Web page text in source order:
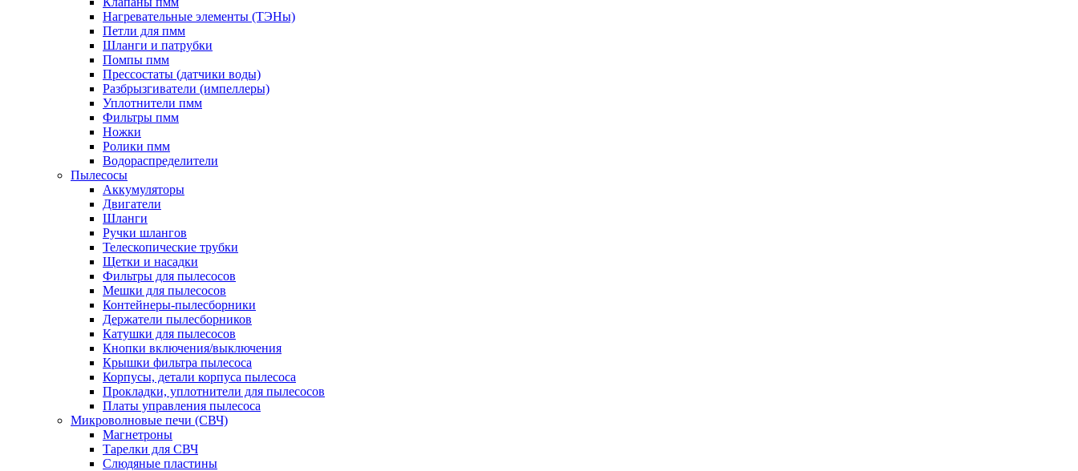
Нагревательные элементы (ТЭНы)
Петли для пмм
Шланги и патрубки
Помпы пмм
Прессостаты (датчики воды)
Разбрызгиватели (импеллеры)
Уплотнители пмм
Фильтры пмм
Ножки
Ролики пмм
Водораспределители
Пылесосы
Аккумуляторы
Двигатели
Шланги
Ручки шлангов
Телескопические трубки
Щетки и насадки
Фильтры для пылесосов
Мешки для пылесосов
Контейнеры-пылесборники
Держатели пылесборников
Катушки для пылесосов
Кнопки включения/выключения
Крышки фильтра пылесоса
Корпусы, детали корпуса пылесоса
Прокладки, уплотнители для пылесосов
Платы управления пылесоса
Микроволновые печи (СВЧ)
Магнетроны
Тарелки для СВЧ
Слюдяные пластины